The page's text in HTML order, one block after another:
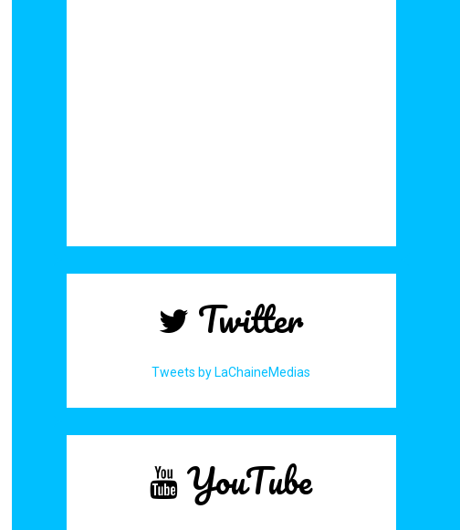
Twitter
Tweets by LaChaineMedias
YouTube